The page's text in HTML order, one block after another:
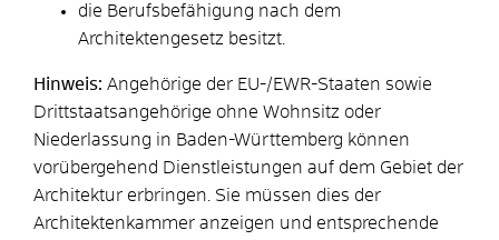
die Berufsbefähigung nach dem
Architektengesetz besitzt.
Hinweis: Angehörige der EU-/EWR-Staaten sowie
Drittstaatsangehörige ohne Wohnsitz oder
Niederlassung in Baden-Württemberg können
vorübergehend Dienstleistungen auf dem Gebiet der
Architektur erbringen. Sie müssen dies der
Architektenkammer anzeigen und entsprechende